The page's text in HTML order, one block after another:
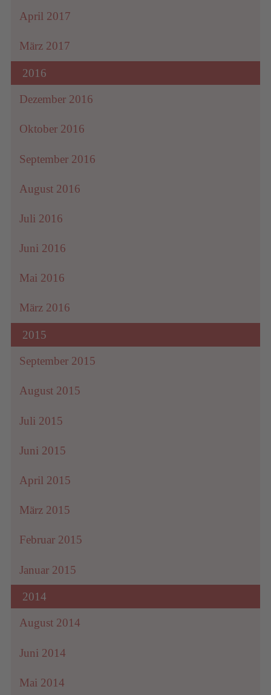
April 2017
März 2017
2016
Dezember 2016
Oktober 2016
September 2016
August 2016
Juli 2016
Juni 2016
Mai 2016
März 2016
2015
September 2015
August 2015
Juli 2015
Juni 2015
April 2015
März 2015
Februar 2015
Januar 2015
2014
August 2014
Juni 2014
Mai 2014